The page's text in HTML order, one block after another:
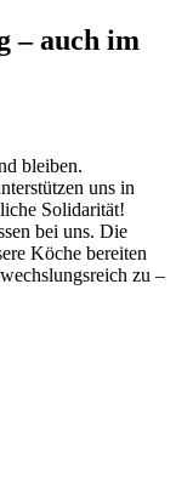
– auch im
bleiben.
uns in
Solidarität!
bei uns. Die
Köche bereiten
zu –